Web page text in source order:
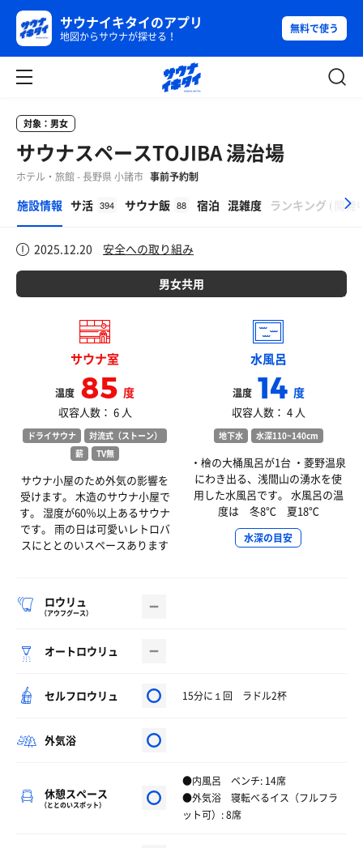
サウナイキタイのアプリ
地図からサウナが探せる！
無料で使う
対象：男女
サウナスペースTOJIBA 湯治場
ホテル・旅館 - 長野県 小諸市 事前予約制
施設情報 サ活 394 サウナ飯 88 宿泊 混雑度 ランキング ( 開発
2025.12.20 安全への取り組み
男女共用
サウナ室
温度 85度
収容人数： 6 人
ドライサウナ
対流式（ストーン）
薪
TV無
サウナ小屋のため外気の影響を
受けます。 木造のサウナ小屋で
す。 湿度が60％以上あるサウナ
です。 雨の日は可愛いレトロバ
スにととのいスペースあります
水風呂
温度14度
収容人数： 4 人
地下水 水深110~140cm
・檜の大桶風呂が1台 ・菱野温泉
にわき出る、浅間山の湧水を使
用した水風呂です。 水風呂の温
度は 冬8℃ 夏18℃
水深の目安
ロウリュ
（アウフグース）
オートロウリュ
セルフロウリュ 15分に１回 ラドル2杯
外気浴
休憩スペース
（ととのいスポット）
●内風呂 ベンチ: 14席
●外気浴 寝転べるイス（フルフラ
ット可）: 8席